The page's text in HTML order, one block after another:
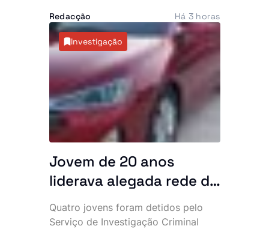
esta quinta-feira uma queda próxima
dos 20% na Bolsa de Dívida e
Valores de Angola (BODIVA),
passando a negociar abaixo do
preço de admissão, poucos dias
após a estreia em bolsa e na
sequência do ciberataque que abalou
a empresa.
Redacção Há 3 horas
Investigação
Jovem de 20 anos
liderava alegada rede de
burlas que financiava
uma vida de luxo, diz SIC
Quatro jovens foram detidos pelo
Serviço de Investigação Criminal